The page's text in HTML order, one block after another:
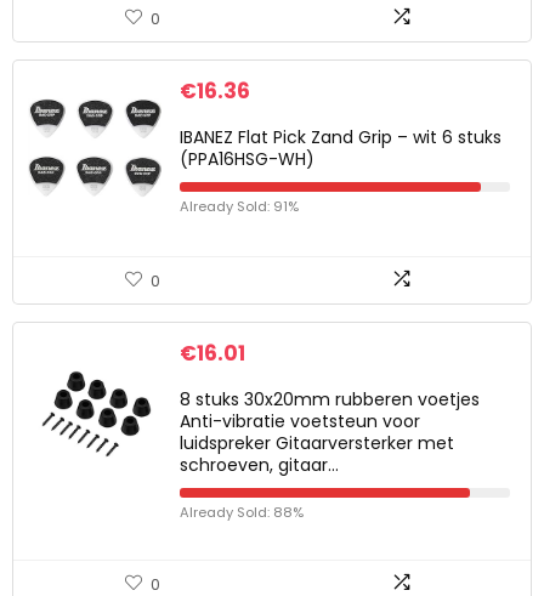
0
€16.36
IBANEZ Flat Pick Zand Grip – wit 6 stuks
(PPA16HSG-WH)
Already Sold: 91%
0
€16.01
8 stuks 30x20mm rubberen voetjes
Anti-vibratie voetsteun voor
luidspreker Gitaarversterker met
schroeven, gitaar…
Already Sold: 88%
0